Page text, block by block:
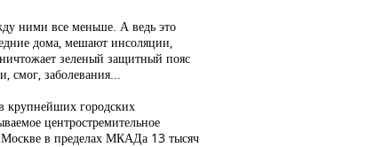
ними все меньше. А ведь это
дома, мешают инсоляции,
зеленый защитный пояс
смог, заболевания...
крупнейших городских
центростремительное
Москве в пределах МКАДа 13 тысяч